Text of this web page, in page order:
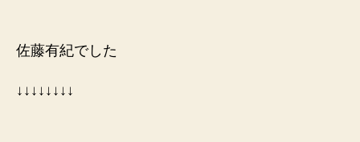
佐藤有紀でした
↓↓↓↓↓↓↓↓